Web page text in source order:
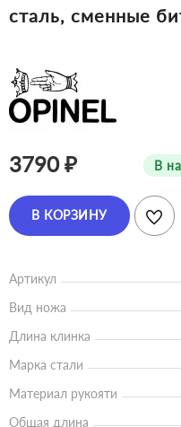
сталь, сменные
3790 ₽ В
В КОРЗИНУ
Артикул
Вид ножа
Длина клинка
Марка стали
Материал рукояти
Общая длина